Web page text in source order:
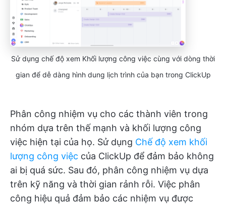
Sử dụng chế độ xem Khối lượng công việc cùng với dòng thời
gian để dễ dàng hình dung lịch trình của bạn trong ClickUp
Phân công nhiệm vụ cho các thành viên trong
nhóm dựa trên thế mạnh và khối lượng công
việc hiện tại của họ. Sử dụng Chế độ xem khối
lượng công việc của ClickUp để đảm bảo không
ai bị quá sức. Sau đó, phân công nhiệm vụ dựa
trên kỹ năng và thời gian rảnh rỗi. Việc phân
công hiệu quả đảm bảo các nhiệm vụ được